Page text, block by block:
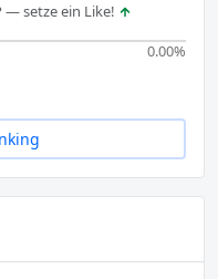
setze ein Like!
0.00%